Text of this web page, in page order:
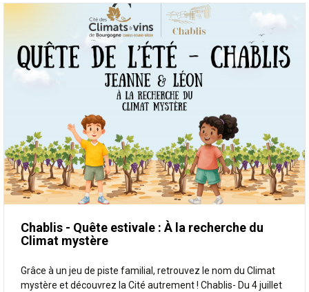
Chablis - Quête estivale : À la recherche du
Climat mystère
Grâce à un jeu de piste familial, retrouvez le nom du Climat
mystère et découvrez la Cité autrement ! Chablis- Du 4 juillet